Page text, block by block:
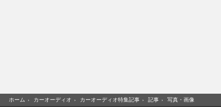
ホーム › カーオーディオ › カーオーディオ特集記事 › 記事 › 写真・画像